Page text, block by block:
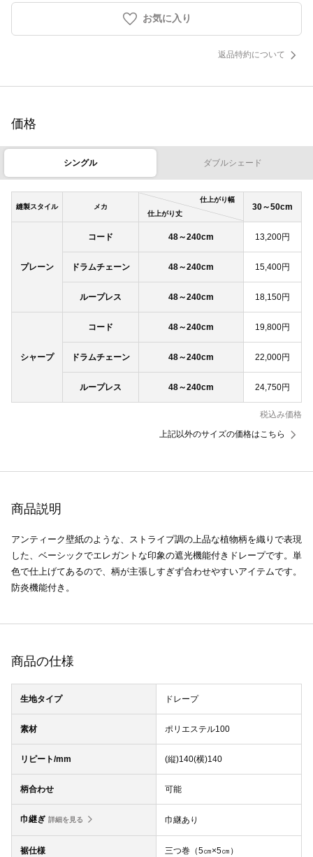
お気に入り
返品特約について
価格
シングル ダブルシェード
縫製スタイル メカ
仕上がり幅
仕上がり丈
30～50cm
プレーン
コード 48～240cm 13,200円
ドラムチェーン 48～240cm 15,400円
ループレス 48～240cm 18,150円
シャープ
コード 48～240cm 19,800円
ドラムチェーン 48～240cm 22,000円
ループレス 48～240cm 24,750円
税込み価格
上記以外のサイズの価格はこちら
商品説明
アンティーク壁紙のような、ストライプ調の上品な植物柄を織りで表現
した、ベーシックでエレガントな印象の遮光機能付きドレープです。単
色で仕上げてあるので、柄が主張しすぎず合わせやすいアイテムです。
防炎機能付き。
商品の仕様
生地タイプ ドレープ
素材 ポリエステル100
リピート/mm (縦)140(横)140
柄合わせ 可能
巾継ぎ 詳細を見る 巾継あり
裾仕様 三つ巻（5㎝×5㎝）